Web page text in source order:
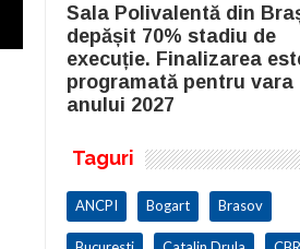
Sala Polivalentă din
depășit 70% stadiu de
execuție. Finalizarea
programată pentru vara
anului 2027
Taguri
ANCPI Bogart Brasov